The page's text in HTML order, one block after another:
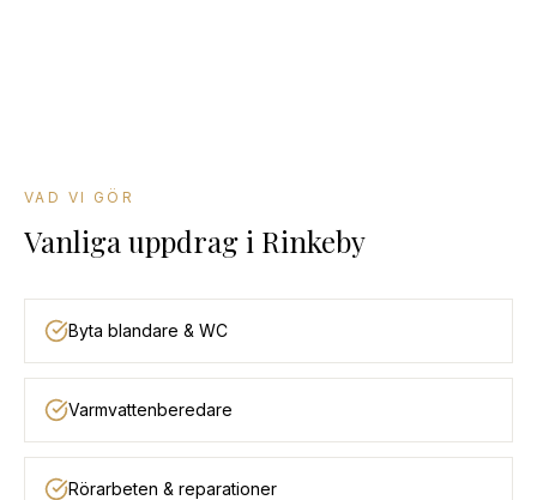
VAD VI GÖR
Vanliga uppdrag i Rinkeby
Byta blandare & WC
Varmvattenberedare
Rörarbeten & reparationer